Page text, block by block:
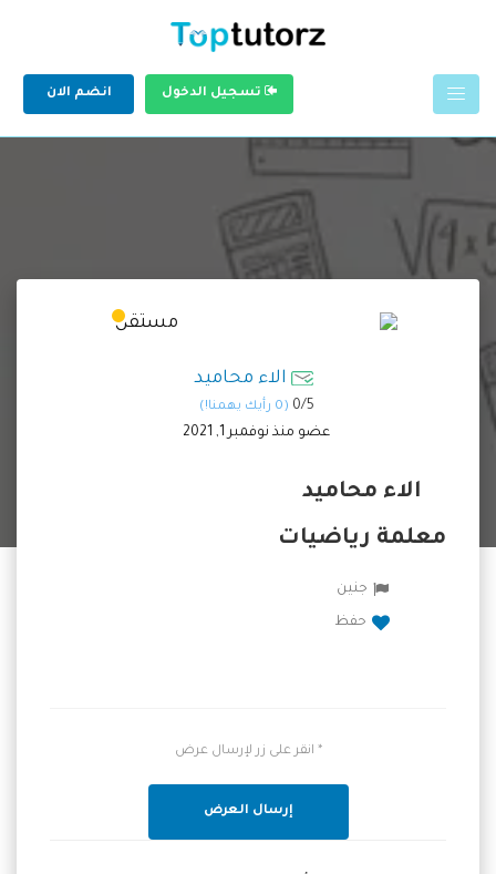
تسجيل الدخول انضم الان
الاء محاميد
0/5 (0 رأيك يهمنا!)
عضو منذ نوفمبر 1, 2021
الاء محاميد
معلمة رياضيات
جنين
حفظ
* انقر على زر لإرسال عرض
إرسال العرض